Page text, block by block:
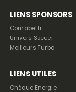
LIENS SPONSORS
Comabel.fr
Univers Soccer
Meilleurs Turbo
LIENS UTILES
Chèque Energie